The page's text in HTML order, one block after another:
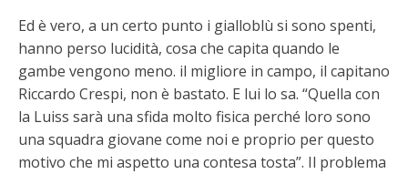
Ed è vero, a un certo punto i gialloblù si sono spenti,
hanno perso lucidità, cosa che capita quando le
gambe vengono meno. il migliore in campo, il capitano
Riccardo Crespi, non è bastato. E lui lo sa. “Quella con
la Luiss sarà una sfida molto fisica perché loro sono
una squadra giovane come noi e proprio per questo
motivo che mi aspetto una contesa tosta”. Il problema